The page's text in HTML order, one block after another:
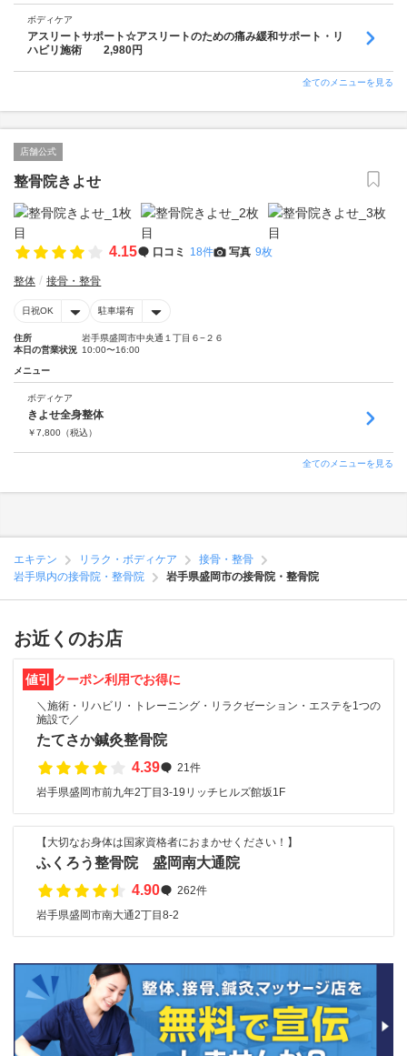
ボディケア
アスリートサポート☆アスリートのための痛み緩和サポート・リ
ハビリ施術 2,980円
全てのメニューを見る
店舗公式
整骨院きよせ
4.15 口コミ 18件 写真 9枚
整体 接骨・整骨
日祝OK 駐車場有
住所
岩手県盛岡市中央通１丁目６−２６
本日の営業状況 10:00〜16:00
メニュー
ボディケア
きよせ全身整体
￥7,800 （税込）
全てのメニューを見る
エキテン リラク・ボディケア
接骨・整骨
岩手県内の接骨院・整骨院
岩手県盛岡市の接骨院・整骨院
お近くのお店
値引 クーポン利用でお得に
＼施術・リハビリ・トレーニング・リラクゼーション・エステを1つの
施設で／
たてさか鍼灸整骨院
4.39
21件
岩手県盛岡市前九年2丁目3-19リッチヒルズ館坂1F
【大切なお身体は国家資格者におまかせください！】
ふくろう整骨院 盛岡南大通院
4.90
262件
岩手県盛岡市南大通2丁目8-2